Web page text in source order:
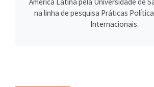
na linha de pesquisa Práticas
Internacionais.